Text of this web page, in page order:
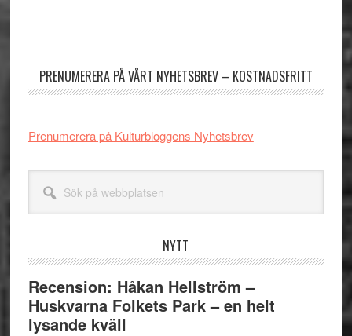
PRENUMERERA PÅ VÅRT NYHETSBREV – KOSTNADSFRITT
Prenumerera på Kulturbloggens Nyhetsbrev
webbplatsen
NYTT
Recension: Håkan Hellström –
Huskvarna Folkets Park – en helt
lysande kväll